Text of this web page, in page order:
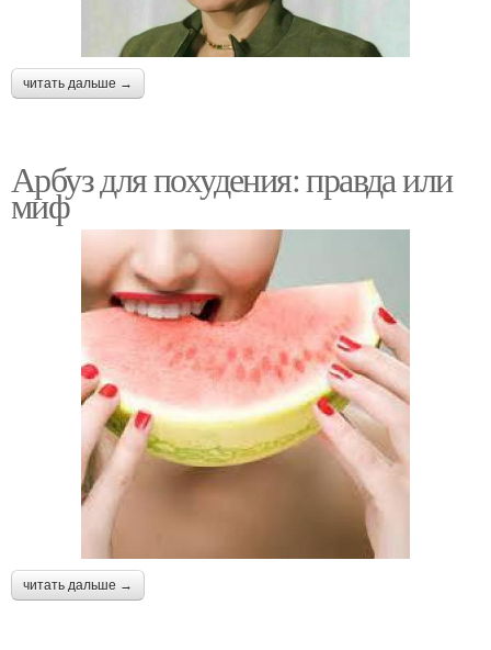
читать дальше →
Арбуз для похудения: правда или
миф
читать дальше →